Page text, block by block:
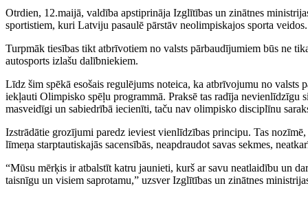
Otrdien, 12.maijā, valdība apstiprināja Izglītības un zinātnes
sportistiem, kuri Latviju pasaulē pārstāv neolimpiskajos sporta veidos.
Turpmāk tiesības tikt atbrīvotiem no valsts pārbaudījumiem būs ne
autosports izlašu dalībniekiem.
Līdz šim spēkā esošais regulējums noteica, ka atbrīvojumu no valsts
iekļauti Olimpisko spēļu programmā. Praksē tas radīja nevienlīdzīgu
masveidīgi un sabiedrībā iecienīti, taču nav olimpisko disciplīnu
Izstrādātie grozījumi paredz ieviest vienlīdzības principu. Tas
līmeņa starptautiskajās sacensībās, neapdraudot savas sekmes,
“Mūsu mērķis ir atbalstīt katru jaunieti, kurš ar savu neatlaidību un
taisnīgu un visiem saprotamu,” uzsver Izglītības un zinātnes